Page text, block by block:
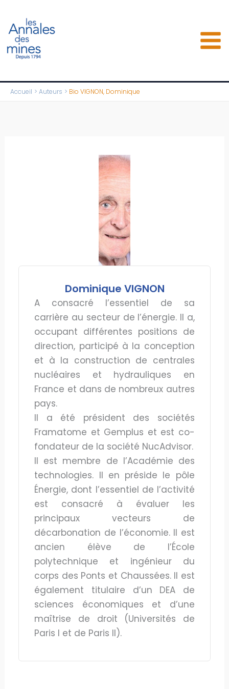
contenu
Accueil Auteurs Bio VIGNON, Dominique
Dominique VIGNON
A consacré l’essentiel de sa
carrière au secteur de l’énergie. Il a,
occupant différentes positions de
direction, participé à la conception
et à la construction de centrales
nucléaires et hydrauliques en
France et dans de nombreux autres
pays.
Il a été président des sociétés
Framatome et Gemplus et est co-
fondateur de la société NucAdvisor.
Il est membre de l’Académie des
technologies. Il en préside le pôle
Énergie, dont l’essentiel de l’activité
est consacré à évaluer les
principaux vecteurs de
décarbonation de l’économie. Il est
ancien élève de l’École
polytechnique et ingénieur du
corps des Ponts et Chaussées. Il est
également titulaire d’un DEA de
sciences économiques et d’une
maîtrise de droit (Universités de
Paris I et de Paris II).